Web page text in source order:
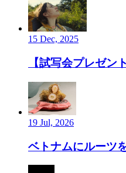
15 Dec, 2025
【試写会プレゼ
19 Jul, 2026
ベトナムにルーツ